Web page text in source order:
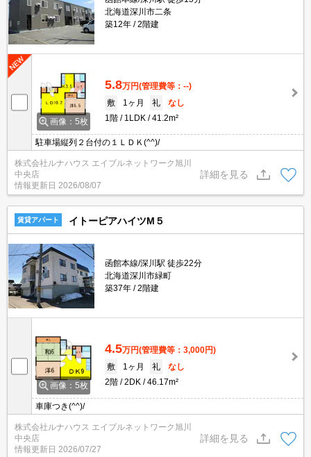
北海道深川市二条
築12年
2階建
画像：5枚
5.8万円(管理費等：--)
敷
1ヶ月 礼
なし
1階
1LDK 41.2m²
駐車場縦列２台付の１ＬＤＫ(^^)/
株式会社ルナハウス エイブルネットワーク旭川
中央店
情報更新日 2026/08/07
詳細を見る
賃貸アパート イトーピアハイツM５
函館本線/深川駅 徒歩22分
北海道深川市緑町
築37年
2階建
画像：5枚
4.5万円(管理費等：3,000円)
敷
1ヶ月 礼
なし
2階
2DK 46.17m²
車庫つき(^^)/
株式会社ルナハウス エイブルネットワーク旭川
中央店
情報更新日 2026/07/27
詳細を見る